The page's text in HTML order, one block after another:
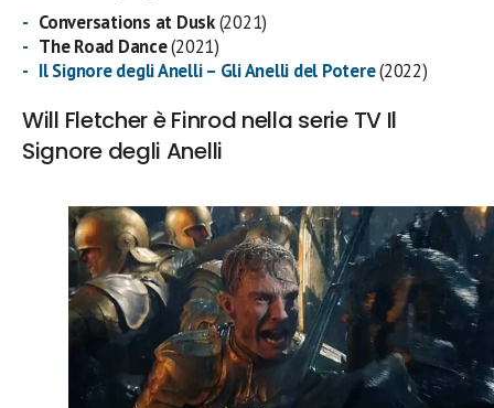
Conversations at Dusk(2021)
The Road Dance(2021)
Il Signore degli Anelli – Gli Anelli del Potere(2022)
Will Fletcher è Finrod nella serie TV Il
Signore degli Anelli